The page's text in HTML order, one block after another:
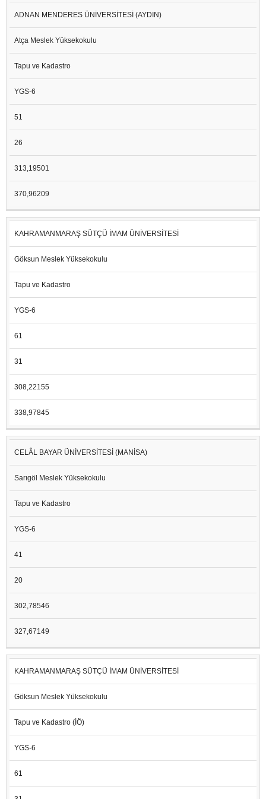
ADNAN MENDERES ÜNİVERSİTESİ (AYDIN)
Atça Meslek Yüksekokulu
Tapu ve Kadastro
YGS-6
51
26
313,19501
370,96209
KAHRAMANMARAŞ SÜTÇÜ İMAM ÜNİVERSİTESİ
Göksun Meslek Yüksekokulu
Tapu ve Kadastro
YGS-6
61
31
308,22155
338,97845
CELÂL BAYAR ÜNİVERSİTESİ (MANİSA)
Sarıgöl Meslek Yüksekokulu
Tapu ve Kadastro
YGS-6
41
20
302,78546
327,67149
KAHRAMANMARAŞ SÜTÇÜ İMAM ÜNİVERSİTESİ
Göksun Meslek Yüksekokulu
Tapu ve Kadastro (İÖ)
YGS-6
61